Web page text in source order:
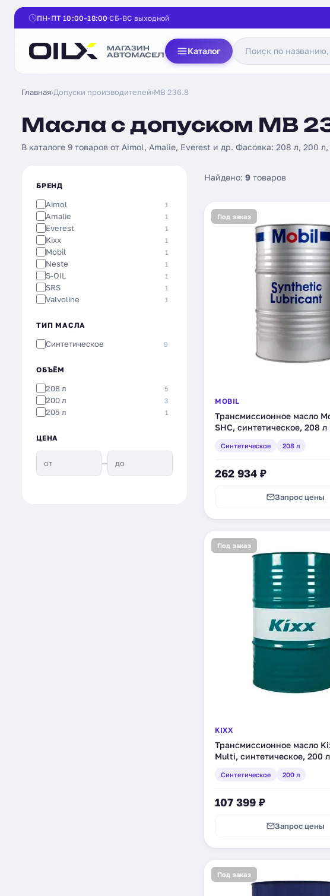
ПН-ПТ 10:00–18:00 СБ-ВС выходной
Каталог
Главная›Допуски производителей›MB 236.8
Масла с допуском MB
В каталоге 9 товаров от Aimol, Amalie, Everest и др. Фасовка: 208 л, 200
БРЕНД
Aimol 1
Amalie 1
Everest 1
Kixx 1
Mobil 1
Neste 1
S-OIL 1
SRS 1
Valvoline 1
ТИП МАСЛА
Синтетическое 9
ОБЪЁМ
208 л 5
200 л 3
205 л 1
ЦЕНА
—
Найдено: 9 товаров
Под заказ
MOBIL
Трансмиссионное масло
SHC, синтетическое, 208 л
Синтетическое 208 л
262 934 ₽
Запрос цены
Под заказ
KIXX
Трансмиссионное масло
Multi, синтетическое, 200 л
Синтетическое 200 л
107 399 ₽
Запрос цены
Под заказ